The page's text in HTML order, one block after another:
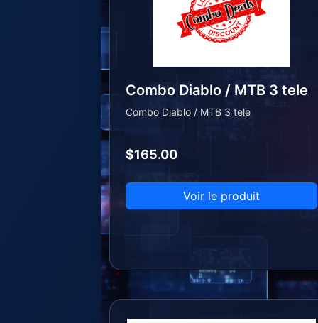
Combo Diablo / MTB 3 tele
Combo Diablo / MTB 3 tele
$165.00
Voir le produit